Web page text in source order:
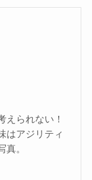
えられない！
はアジリティ
真。